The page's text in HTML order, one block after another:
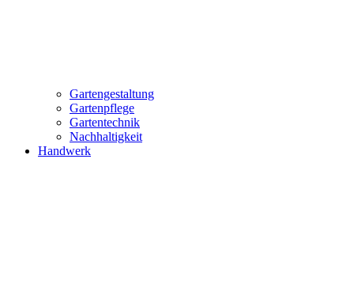
Gartengestaltung
Gartenpflege
Gartentechnik
Nachhaltigkeit
Handwerk